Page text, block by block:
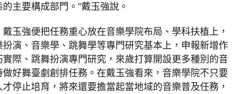
主要構成部門。”戴玉強說。
戴玉強便把任務重心放在音樂學院布局、學科扶植上，
演、音樂學、跳舞學等專門研究基本上，申報新增作
實際、跳舞扮演專門研究，來歲打算開設更多種別的音
做好舞臺劇創排任務。在戴玉強看來，音樂學院不只要
停止培育，將來還要擔當起當地域的音樂普及任務，